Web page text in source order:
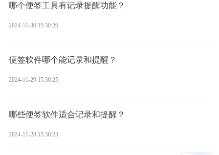
哪个便签工具有记录提醒功能？
2024-11-30 15:30:26
便签软件哪个能记录和提醒？
2024-11-29 15:30:25
哪些便签软件适合记录和提醒？
2024-11-28 15:30:25